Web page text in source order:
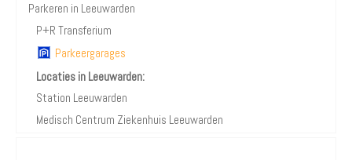
Parkeren in Leeuwarden
P+R Transferium
Parkeergarages
Locaties in Leeuwarden:
Station Leeuwarden
Medisch Centrum Ziekenhuis Leeuwarden